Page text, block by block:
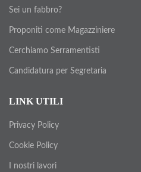
Sei un fabbro?
Proponiti come Magazziniere
Cerchiamo Serramentisti
Candidatura per Segretaria
LINK UTILI
Privacy Policy
Cookie Policy
I nostri lavori